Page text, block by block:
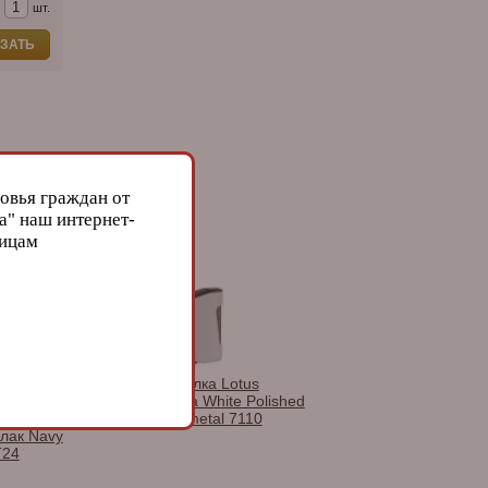
шт.
Navy
Зажигалка Lotus
Chroma White Polished
& Gunmetal 7110
граждан от
наш интернет-